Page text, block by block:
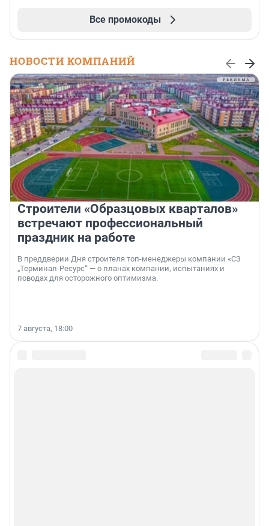
Все промокоды
НОВОСТИ КОМПАНИЙ
Строители «Образцовых кварталов»
встречают профессиональный
праздник на работе
В преддверии Дня строителя топ-менеджеры компании «СЗ
„Терминал-Ресурс“ — о планах компании, испытаниях и
поводах для осторожного оптимизма.
7 августа, 18:00